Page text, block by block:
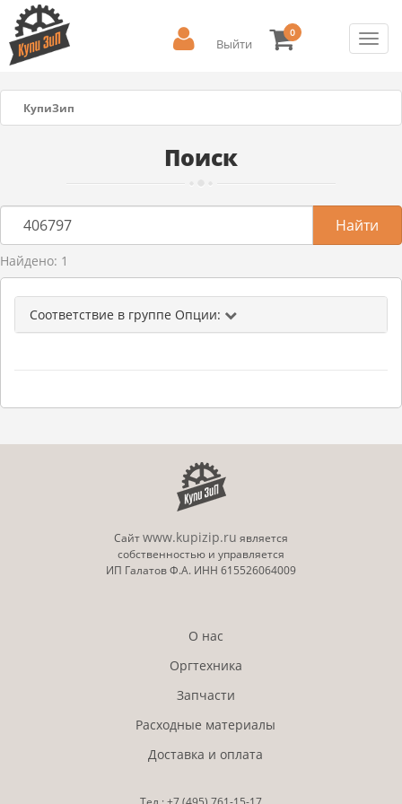
Выйти
0
КупиЗип
Поиск
Найдено: 1
Соответствие в группе Опции:
Сайтwww.kupizip.ru является
собственностью и управляется
ИП Галатов Ф.А. ИНН 615526064009
О нас
Оргтехника
Запчасти
Расходные материалы
Доставка и оплата